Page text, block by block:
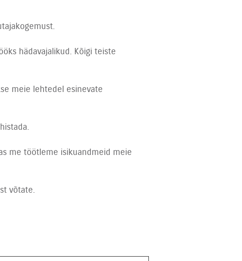
hädavajalikud. Kõigi teiste
meie lehtedel esinevate
me töötleme isikuandmeid meie
võtate.